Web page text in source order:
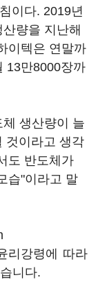
이다. 2019년
량을 지난해
이텍은 연말까
13만8000장까
생산량이 늘
것이라고 생각
도 반도체가
습"이라고 말
리강령에 따라
니다.